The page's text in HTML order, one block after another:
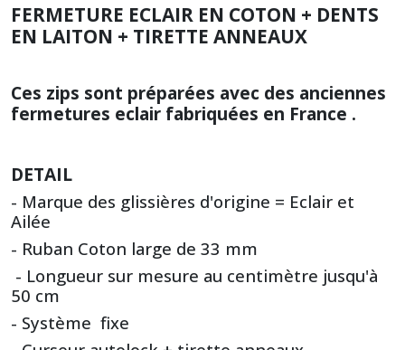
FERMETURE ECLAIR EN COTON + DENTS
EN LAITON + TIRETTE ANNEAUX
Ces zips sont préparées avec des anciennes
fermetures eclair fabriquées en France .
DETAIL
- Marque des glissières d'origine = Eclair et
Ailée
- Ruban Coton large de 33 mm
- Longueur sur mesure au centimètre jusqu'à
50 cm
- Système fixe